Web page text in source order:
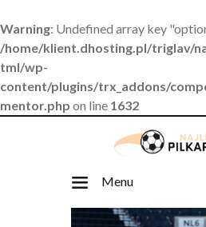
Warning: Undefined array key
/home/klient.dhosting.pl/triglav/
tml/wp-
content/plugins/trx_addons/
mentor.php on line 1632
Menu